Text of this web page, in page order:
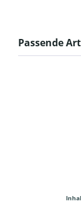
Passende